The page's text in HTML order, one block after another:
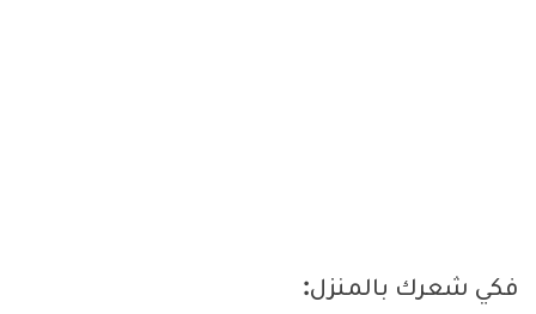
فكي شعرك بالمنزل: